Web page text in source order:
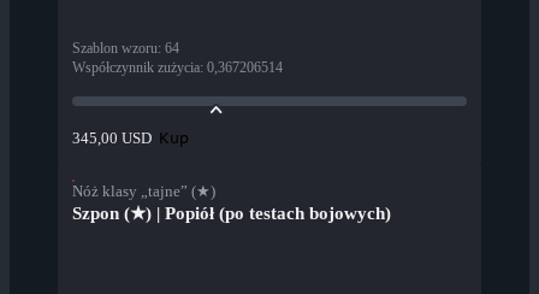
Szablon wzoru: 64
Współczynnik zużycia: 0,367206514
345,00 USD Kup
Nóż klasy „tajne” (★)
Szpon (★) | Popiół (po testach bojowych)